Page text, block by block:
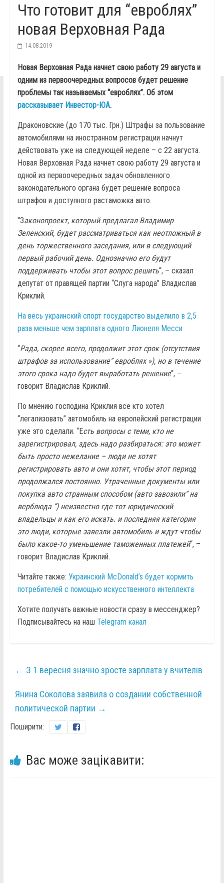
Что готовит для “евроблях”
новая Верховная Рада
14.08.2019
Новая Верховная Рада начнет свою работу 29 августа и
одним из первоочередных вопросов будет решение
проблемы так называемых “евроблях”. Об этом
рассказывает Инвестор-ЮА.
Драконовские (до 170 тыс. Грн.) Штрафы за пользование
автомобилями на иностранном регистрации начнут
действовать уже на следующей неделе – с 22 августа.
Новая Верховная Рада начнет свою работу 29 августа и
одной из первоочередных задач обновленного
законодательного органа будет решение вопроса
штрафов и доступного растаможка авто.
“Законопроект, который предлагал Владимир
Зеленский, будет рассматриваться как неотложный в
день торжественного заседания, или в следующий
первый рабочий день. Однозначно его будут
поддерживать чтобы этот вопрос решить“, – сказал
депутат от правящей партии “Слуга народа” Владислав
Криклий.
На весь украинский спорт государство выделило в 2,5
раза меньше чем зарплата одного Лионеля Месси
“Рада, скорее всего, продолжит этот срок (отсутствия
штрафов за использование” евроблях »), но в течение
этого срока надо будет выработать решение“, –
говорит Владислав Криклий.
По мнению господина Криклия все кто хотел
“легализовать” автомобиль на европейский регистрации
уже это сделали. “Есть вопросы с теми, кто не
зарегистрировал, здесь надо разбираться: это может
быть просто нежелание – люди не хотят
регистрировать авто и они хотят, чтобы этот период
продолжался постоянно. Утраченные документы или
покупка авто странным способом (авто завозили” на
верблюда “) неизвестно где тот юридический
владельцы и как его искать. и последняя категория
это люди, которые завезли автомобиль и ждут чтобы
было какое-то уменьшение таможенных платежей“, –
говорит Владислав Криклий.
Читайте также: Украинский McDonald’s будет кормить
потребителей с помощью искусственного интеллекта
Хотите получать важные новости сразу в мессенджер?
Подписывайтесь на наш Telegram канал
← З 1 вересня значно зросте зарплата у вчителів
Янина Соколова заявила о создании собственной
политической партии →
Поширити:
Вас може зацікавити: